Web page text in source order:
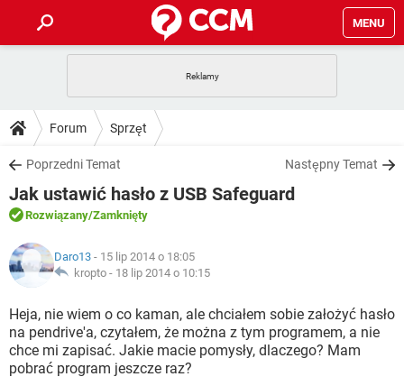
MENU
GRY
SPOTIFY
INSTAGRAM FACEBOOK
WINDOWS 10
PORADY
PlayStation
SPOTIFY
INSTAGRAM
WINDOWS 10
DO POBRANIA
ANDROID TIKTOK
GRY
IOS
INSTAGRAM
WINDOWS 10
FORUM
COVID-19
GRY
INSTAGRAM FACEBOOK
WINDOWS 10
ARTYKUŁY
COVID-19
GRY WHATSAPP
SPOTIFY NETFLIX
INSTAGRAM
Forum Sprzęt
Poprzedni Temat Następny Temat
Jak ustawić hasło z USB Safeguard
Rozwiązany/Zamknięty
Daro13 - 15 lip 2014 o 18:05
kropto - 18 lip 2014 o 10:15
Heja, nie wiem o co kaman, ale chciałem sobie założyć hasło
na pendrive'a, czytałem, że można z tym programem, a nie
chce mi zapisać. Jakie macie pomysły, dlaczego? Mam
pobrać program jeszcze raz?